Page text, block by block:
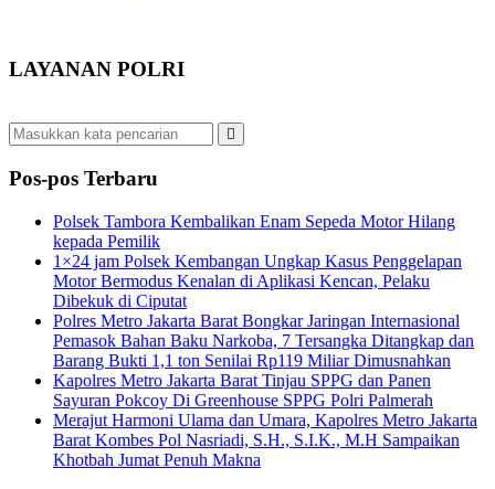
LAYANAN POLRI
Pos-pos Terbaru
Polsek Tambora Kembalikan Enam Sepeda Motor Hilang
kepada Pemilik
1×24 jam Polsek Kembangan Ungkap Kasus Penggelapan
Motor Bermodus Kenalan di Aplikasi Kencan, Pelaku
Dibekuk di Ciputat
Polres Metro Jakarta Barat Bongkar Jaringan Internasional
Pemasok Bahan Baku Narkoba, 7 Tersangka Ditangkap dan
Barang Bukti 1,1 ton Senilai Rp119 Miliar Dimusnahkan
Kapolres Metro Jakarta Barat Tinjau SPPG dan Panen
Sayuran Pokcoy Di Greenhouse SPPG Polri Palmerah
Merajut Harmoni Ulama dan Umara, Kapolres Metro Jakarta
Barat Kombes Pol Nasriadi, S.H., S.I.K., M.H Sampaikan
Khotbah Jumat Penuh Makna